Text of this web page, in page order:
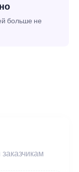
больше не